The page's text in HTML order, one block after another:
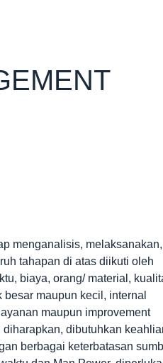
menganalisis, melaksanakan,
tahapan di atas diikuti oleh
biaya, orang/ material,
maupun kecil, internal
maupun improvement
dibutuhkan
berbagai keterbatasan